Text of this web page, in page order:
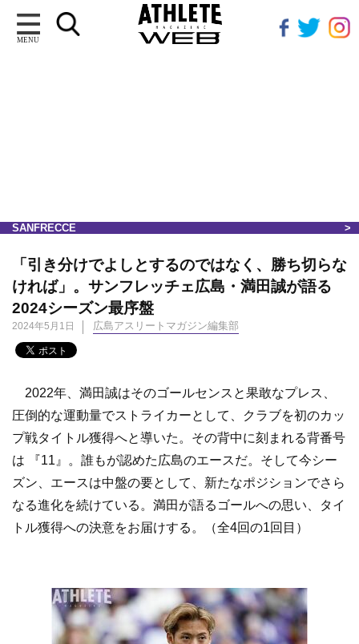
MENU
SANFRECCE
「引き分けでよしとするのではなく、勝ち切らな
ければ」。サンフレッチェ広島・満田誠が語る
2024シーズン最序盤
2024年5月1日 広島アスリートマガジン編集部
2022年、満田誠はそのゴールセンスと果敢なプレス、
圧倒的な運動量でストライカーとして、クラブを初のカッ
プ戦タイトル獲得へと導いた。その背中に刻まれる背番号
は 『11』。誰もが認めた広島のエースだ。そして今シー
ズン、エースは中盤の要として、新たなポジションでさら
なる進化を続けている。満田が語るゴールへの思い、タイ
トル獲得への決意をお届けする。（全4回の1回目）